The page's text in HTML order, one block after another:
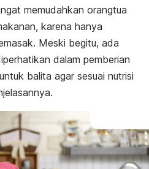
memudahkan orangtua
karena hanya
Meski begitu, ada
dalam pemberian
balita agar sesuai nutrisi